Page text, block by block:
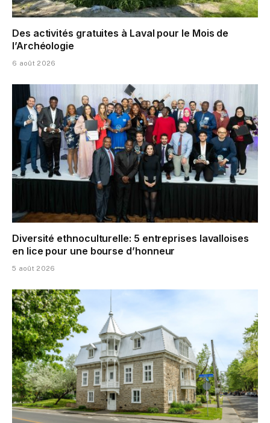
Des activités gratuites à Laval pour le Mois de
l’Archéologie
6 août 2026
Diversité ethnoculturelle: 5 entreprises lavalloises
en lice pour une bourse d’honneur
5 août 2026